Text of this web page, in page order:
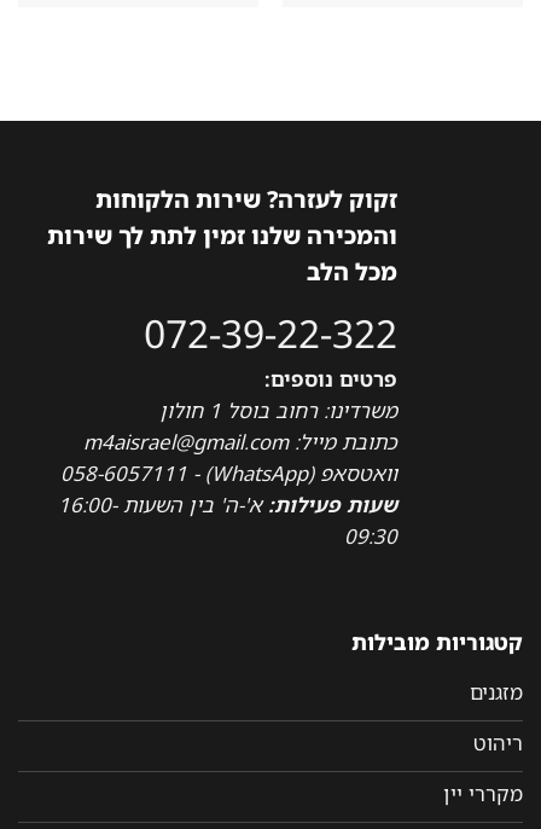
זקוק לעזרה? שירות הלקוחות
והמכירה שלנו זמין לתת לך שירות
מכל הלב
072-39-22-322
פרטים נוספים:
משרדינו: רחוב בוסל 1 חולון
כתובת מייל: m4aisrael@gmail.com
וואטסאפ (WhatsApp) - 058-6057111
שעות פעילות:
א'-ה' בין השעות 16:00-
09:30
קטגוריות מובילות
מזגנים
ריהוט
מקררי יין